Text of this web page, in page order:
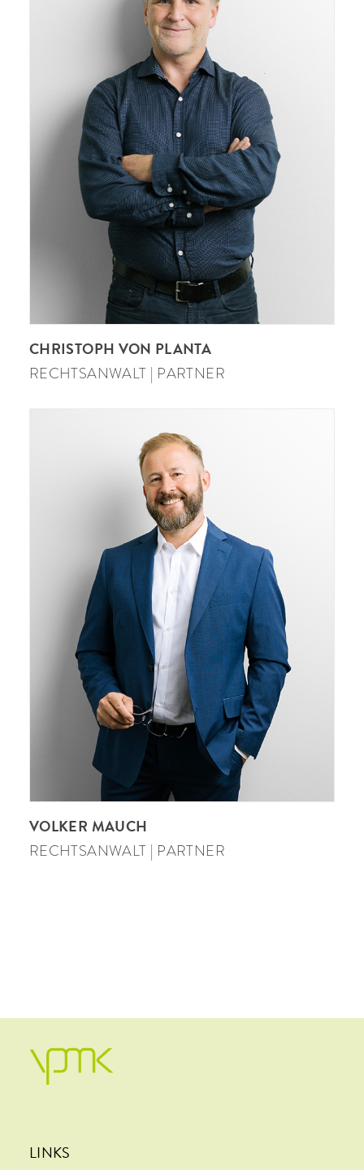
CHRISTOPH VON PLANTA
RECHTSANWALT | PARTNER
VOLKER MAUCH
RECHTSANWALT | PARTNER
LINKS